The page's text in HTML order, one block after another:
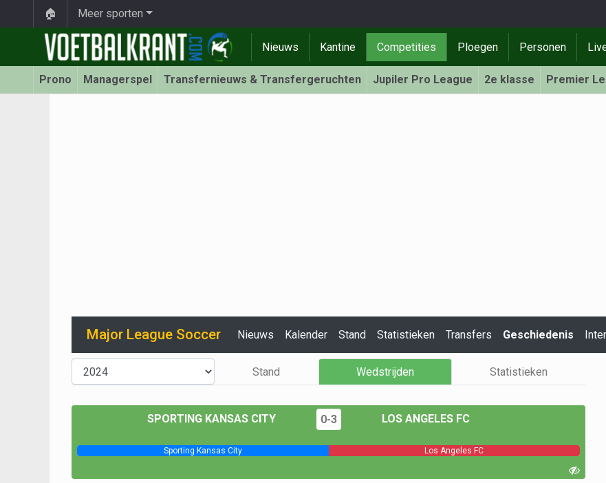
🏠 Meer sporten
Nieuws Kantine Competities Ploegen Personen
Prono Managerspel Transfernieuws & Transfergeruchten Jupiler Pro League 2e klasse Premier
Major League Soccer Nieuws Kalender Stand Statistieken Transfers Geschiedenis
Stand Wedstrijden Statistieken
SPORTING KANSAS CITY 0-3 LOS ANGELES FC
Sporting Kansas City Los Angeles FC